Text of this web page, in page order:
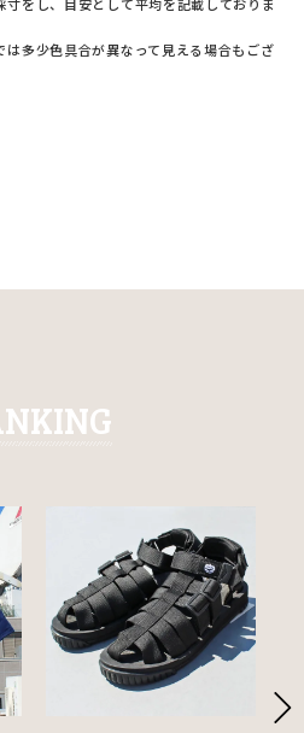
をし、目安として平均を記載しておりま
多少色具合が異なって見える場合もござ